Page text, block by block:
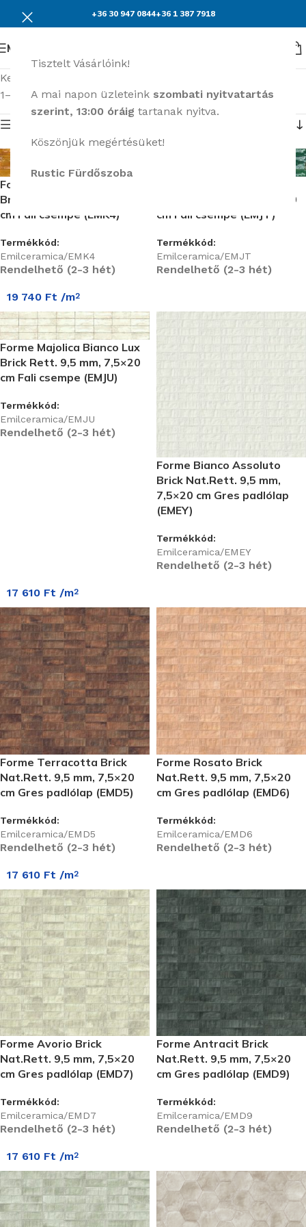
Tisztelt Vásárlóink!
A mai napon üzleteink szombati nyitvatartás
szerint, 13:00 óráig tartanak nyitva.
Köszönjük megértésüket!
Rustic Fürdőszoba
+36 30 947 0844+36 1 387 7918
Menü
Kezdőlap
1–15 termék, összesen 33 db
Forme Majolica Ocre Lux
Brick Rett. 9,5 mm, 7,5×20
cm Fali csempe (EMK4)
Termékkód:
Emilceramica/EMK4
Rendelhető (2-3 hét)
Brick Rett. 9,5 mm, 7,5×20
cm Fali csempe (EMJT)
Termékkód:
Emilceramica/EMJT
Rendelhető (2-3 hét)
19 740 Ft /m2
Forme Majolica Bianco Lux
Brick Rett. 9,5 mm, 7,5×20
cm Fali csempe (EMJU)
Termékkód:
Emilceramica/EMJU
Rendelhető (2-3 hét)
Forme Bianco Assoluto
Brick Nat.Rett. 9,5 mm,
7,5×20 cm Gres padlólap
(EMEY)
Termékkód:
Emilceramica/EMEY
Rendelhető (2-3 hét)
17 610 Ft /m2
Forme Terracotta Brick
Nat.Rett. 9,5 mm, 7,5×20
cm Gres padlólap (EMD5)
Termékkód:
Emilceramica/EMD5
Rendelhető (2-3 hét)
Forme Rosato Brick
Nat.Rett. 9,5 mm, 7,5×20
cm Gres padlólap (EMD6)
Termékkód:
Emilceramica/EMD6
Rendelhető (2-3 hét)
17 610 Ft /m2
Forme Avorio Brick
Nat.Rett. 9,5 mm, 7,5×20
cm Gres padlólap (EMD7)
Termékkód:
Emilceramica/EMD7
Rendelhető (2-3 hét)
Forme Antracit Brick
Nat.Rett. 9,5 mm, 7,5×20
cm Gres padlólap (EMD9)
Termékkód:
Emilceramica/EMD9
Rendelhető (2-3 hét)
17 610 Ft /m2